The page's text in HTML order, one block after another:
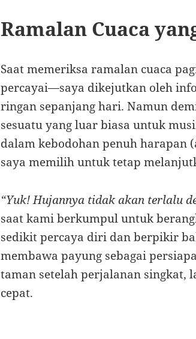
Ramalan Cuaca
Saat memeriksa ramalan cuaca
percayai—saya dikejutkan oleh
ringan sepanjang hari. Namun
sesuatu yang luar biasa untuk
dalam kebodohan penuh harapan
saya memilih untuk tetap
“Yuk! Hujannya tidak akan terlalu
saat kami berkumpul untuk
sedikit percaya diri dan berpikir
membawa payung sebagai
taman setelah perjalanan singkat,
cepat.